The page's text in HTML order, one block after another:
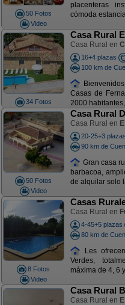
50 Fotos
Video
placenteras
cómoda
34 Fotos
Casa Rural
Casa Rural en
16+4 plazas
100 km de
Casas de
2000
50 Fotos
Video
Casa Rural
Casa Rural en
20-25+3 plazas
90 km de
Gran casa
barbacoa,
de alquilar solo
8 Fotos
Video
Casas
Casa Rural en
4-45+5 plazas
80 km de
Les
Verdes,
máxima de 4, 6
Casa Rural
Casa Rural en